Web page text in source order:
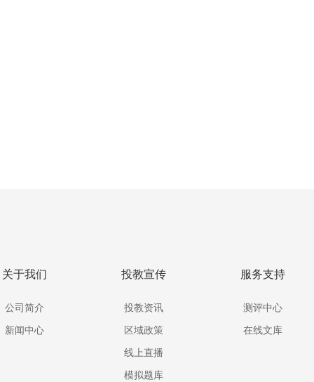
关于我们
公司简介
新闻中心
投教宣传
投教资讯
区域政策
线上直播
模拟题库
服务支持
测评中心
在线文库